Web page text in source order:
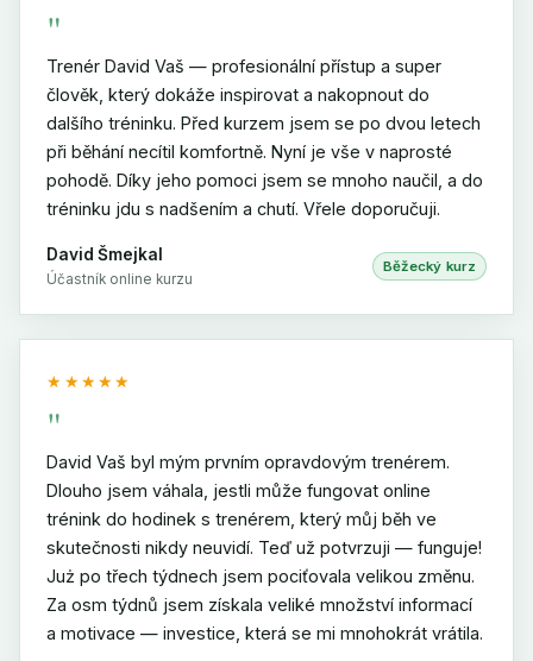
"
Trenér David Vaš — profesionální přístup a super
člověk, který dokáže inspirovat a nakopnout do
dalšího tréninku. Před kurzem jsem se po dvou letech
při běhání necítil komfortně. Nyní je vše v naprosté
pohodě. Díky jeho pomoci jsem se mnoho naučil, a do
tréninku jdu s nadšením a chutí. Vřele doporučuji.
David Šmejkal
Účastník online kurzu
Běžecký kurz
★★★★★
"
David Vaš byl mým prvním opravdovým trenérem.
Dlouho jsem váhala, jestli může fungovat online
trénink do hodinek s trenérem, který můj běh ve
skutečnosti nikdy neuvidí. Teď už potvrzuji — funguje!
Już po třech týdnech jsem pociťovala velikou změnu.
Za osm týdnů jsem získala veliké množství informací
a motivace — investice, která se mi mnohokrát vrátila.